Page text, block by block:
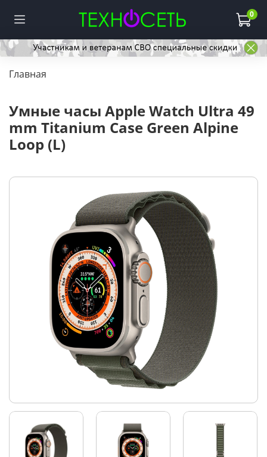
0
Главная
Умные часы Apple Watch Ultra 49
mm Titanium Case Green Alpine
Loop (L)